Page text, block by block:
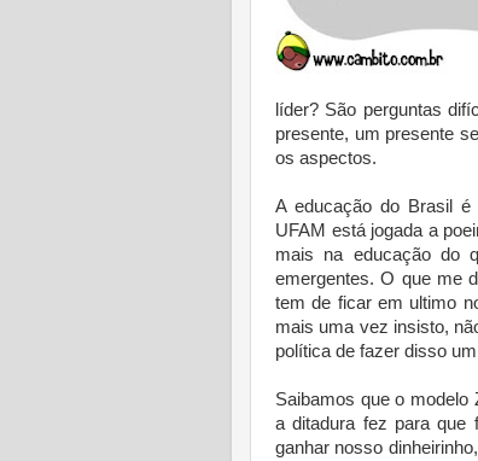
líder? São perguntas
presente, um presente
os aspectos.
A educação do Brasil é
UFAM está jogada a
mais na educação do
emergentes. O que me
tem de ficar em ultimo
mais uma vez insisto,
política de fazer disso
Saibamos que o
a ditadura fez para que
ganhar nosso